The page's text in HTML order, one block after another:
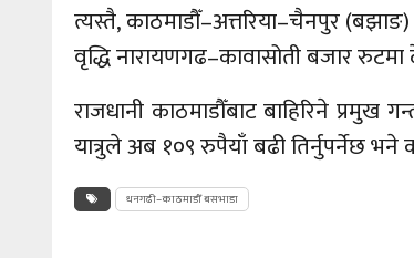
त्यस्तै, काठमाडौँ–अत्तरिया–चैनपुर
वृद्धि नारायणगढ–कावासोती बजार
राजधानी काठमाडौँबाट बाहिरिने
यात्रुले अब १०९ रुपैयाँ बढी तिर्नुपर्नेछ भने
धनगढी–काठमाडौँ बसभाडा